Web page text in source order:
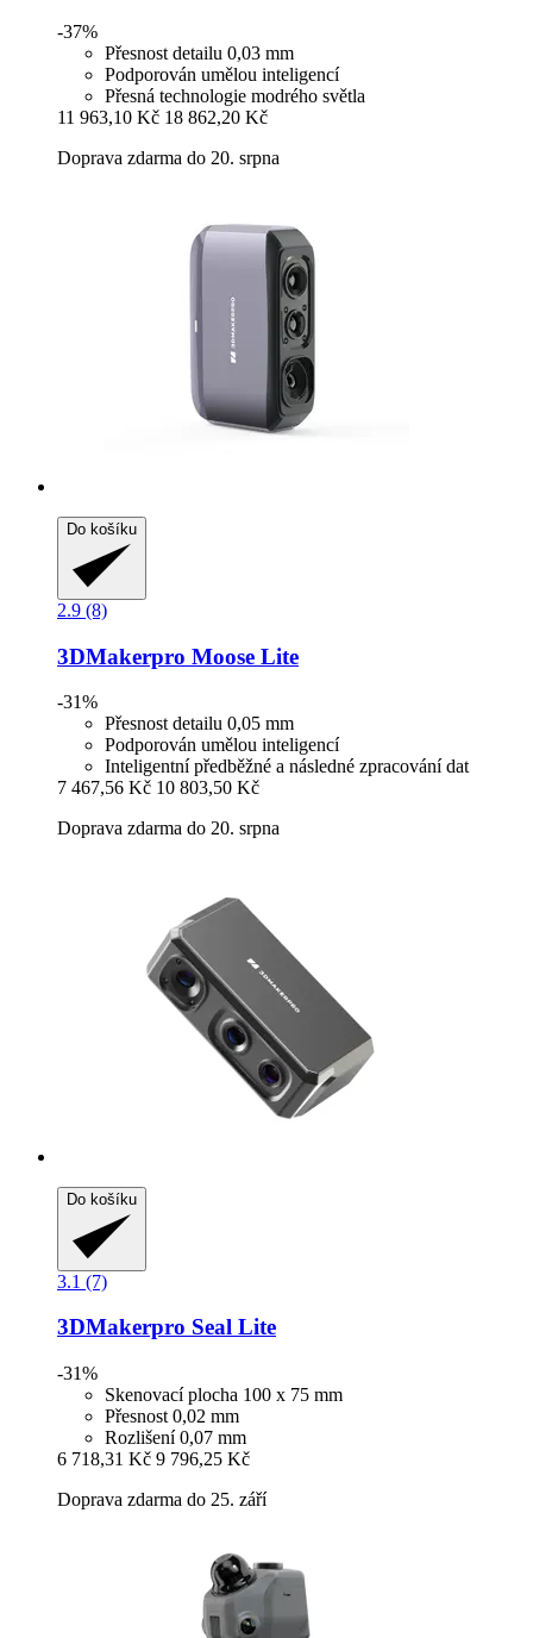
-37%
Přesnost detailu 0,03 mm
Podporován umělou inteligencí
Přesná technologie modrého světla
11 963,10 Kč 18 862,20 Kč
Doprava zdarma do 20. srpna
Do košíku
2.9 (8)
3DMakerpro Moose Lite
-31%
Přesnost detailu 0,05 mm
Podporován umělou inteligencí
Inteligentní předběžné a následné zpracování dat
7 467,56 Kč 10 803,50 Kč
Doprava zdarma do 20. srpna
Do košíku
3.1 (7)
3DMakerpro Seal Lite
-31%
Skenovací plocha 100 x 75 mm
Přesnost 0,02 mm
Rozlišení 0,07 mm
6 718,31 Kč 9 796,25 Kč
Doprava zdarma do 25. září